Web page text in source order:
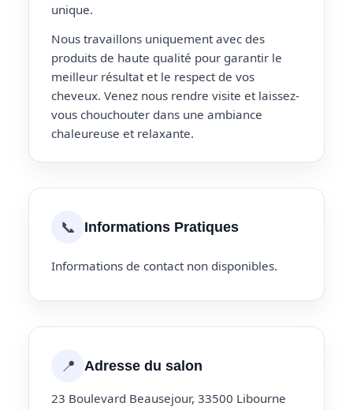
unique.
Nous travaillons uniquement avec des
produits de haute qualité pour garantir le
meilleur résultat et le respect de vos
cheveux. Venez nous rendre visite et laissez-
vous chouchouter dans une ambiance
chaleureuse et relaxante.
📞 Informations Pratiques
Informations de contact non disponibles.
📍 Adresse du salon
23 Boulevard Beausejour, 33500 Libourne